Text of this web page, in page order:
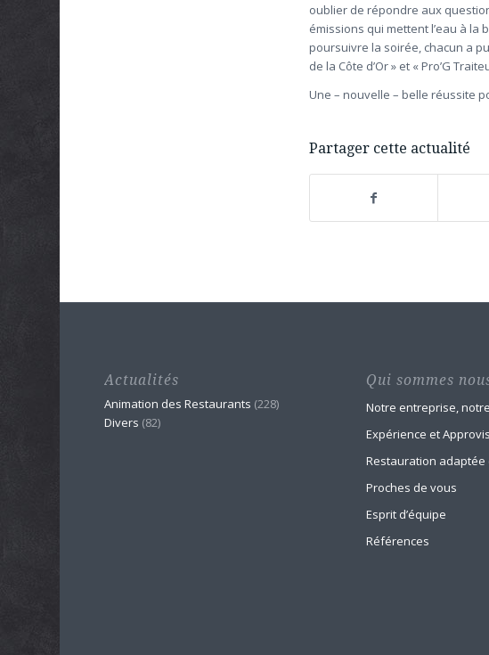
oublier de répondre aux
émissions qui mettent l’eau à la
poursuivre la soirée, chacun a
de la Côte d’Or » et « Pro’G
Une – nouvelle – belle réussite
Partager cette actualité
Actualités
Animation des Restaurants (228)
Divers (82)
Qui sommes
Notre entreprise,
Expérience et
Restauration adaptée
Proches de vous
Esprit d’équipe
Références